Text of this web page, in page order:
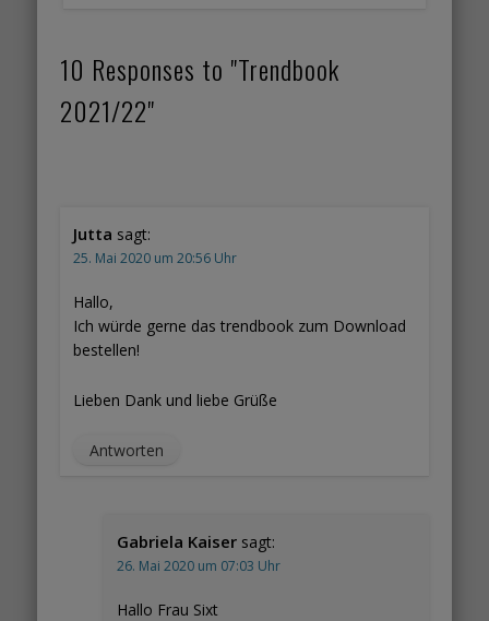
10 Responses to "Trendbook
2021/22"
Jutta sagt:
25. Mai 2020 um 20:56 Uhr
Hallo,
Ich würde gerne das trendbook zum Download
bestellen!
Lieben Dank und liebe Grüße
Antworten
Gabriela Kaiser sagt:
26. Mai 2020 um 07:03 Uhr
Hallo Frau Sixt